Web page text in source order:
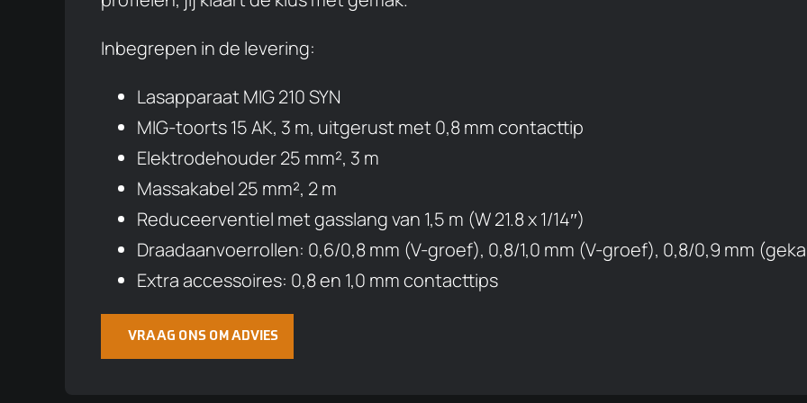
Inbegrepen in de levering:
Lasapparaat MIG 210 SYN
MIG-toorts 15 AK, 3 m, uitgerust met 0,8 mm contacttip
Elektrodehouder 25 mm², 3 m
Massakabel 25 mm², 2 m
Reduceerventiel met gasslang van 1,5 m (W 21.8 x 1/14″)
Draadaanvoerrollen: 0,6/0,8 mm (V-groef), 0,8/1,0 mm (V-groef), 0,8/0,9 mm
Extra accessoires: 0,8 en 1,0 mm contacttips
VRAAG ONS OM ADVIES